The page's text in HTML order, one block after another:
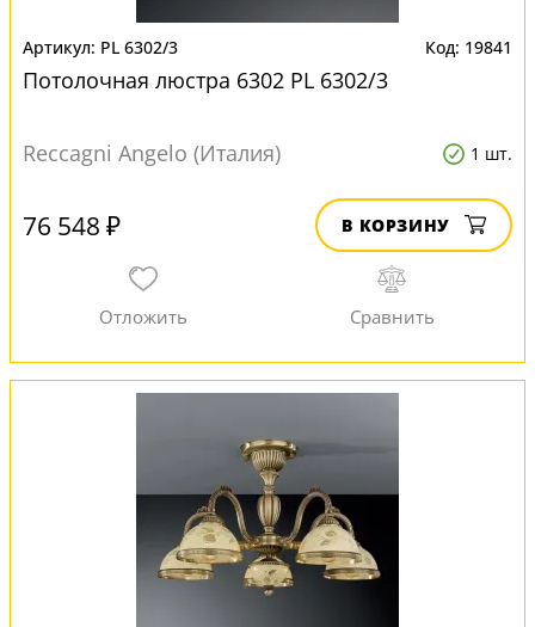
PL 6302/3 19841
Потолочная люстра 6302 PL 6302/3
Reccagni Angelo (Италия) 1 шт.
76 548 ₽ В КОРЗИНУ